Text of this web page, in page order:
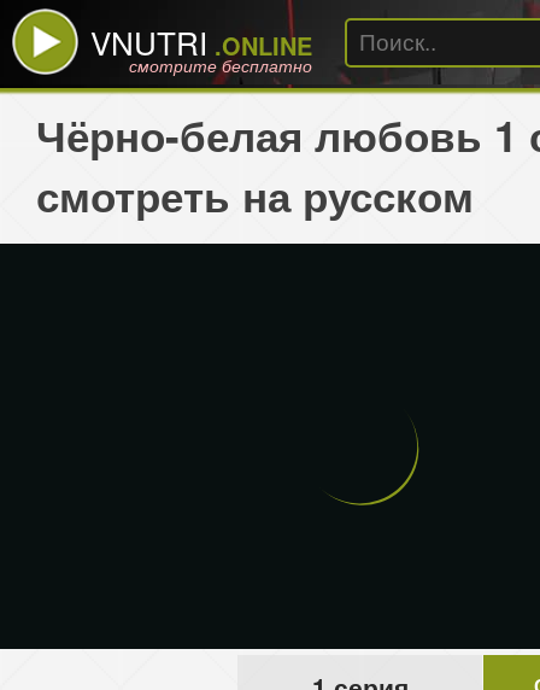
VNUTRI .ONLINE
смотрите бесплатно
Чёрно-белая любовь 1
смотреть на русском